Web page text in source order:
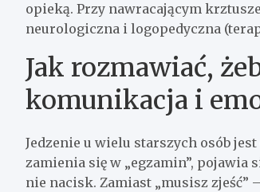
opieką. Przy nawracającym
neurologiczna i logopedyczna
Jak rozmawiać,
komunikacja i
Jedzenie u wielu starszych osób
zamienia się w „egzamin”,
nie nacisk. Zamiast „musisz zjeść”